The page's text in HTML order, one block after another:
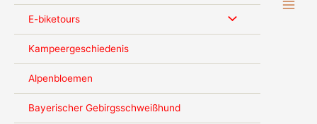
E-biketours
Kampeergeschiedenis
Alpenbloemen
Bayerischer Gebirgsschweißhund